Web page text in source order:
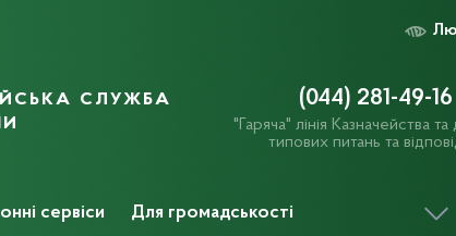
служба
(044) 281-49-16
"Гаряча" лінія Казначейства та
типових питань та
сервіси Для громадськості